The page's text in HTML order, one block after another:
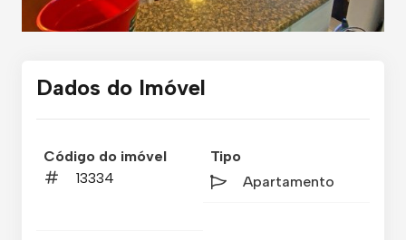
Dados do Imóvel
Código do imóvel
13334
Tipo
Apartamento